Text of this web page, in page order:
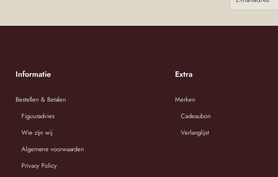
Informatie
Bestellen & Betalen
Figuuradvies
Wie zijn wij
Algemene voorwaarden
Privacy Policy
Extra
Merken
Cadeaubon
Verlanglijst